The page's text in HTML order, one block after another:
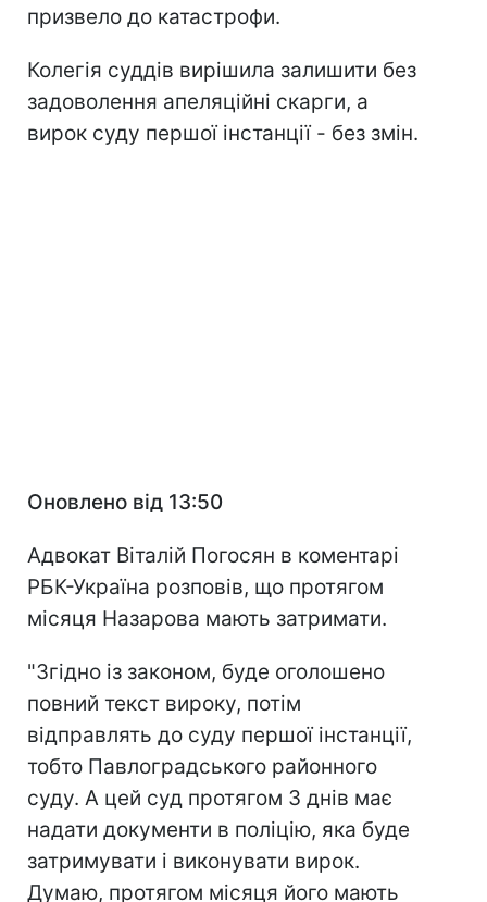
призвело до катастрофи.
Колегія суддів вирішила залишити без
задоволення апеляційні скарги, а
вирок суду першої інстанції - без змін.
Оновлено від 13:50
Адвокат Віталій Погосян в коментарі
РБК-Україна розповів, що протягом
місяця Назарова мають затримати.
"Згідно із законом, буде оголошено
повний текст вироку, потім
відправлять до суду першої інстанції,
тобто Павлоградського районного
суду. А цей суд протягом 3 днів має
надати документи в поліцію, яка буде
затримувати і виконувати вирок.
Думаю, протягом місяця його мають